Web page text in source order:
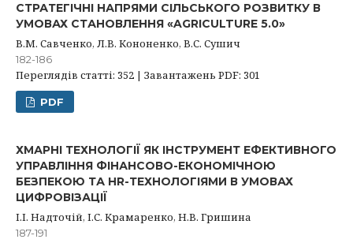
СТРАТЕГІЧНІ НАПРЯМИ СІЛЬСЬКОГО РОЗВИТКУ В
УМОВАХ СТАНОВЛЕННЯ «AGRICULTURE 5.0»
В.М. Савченко, Л.В. Кононенко, В.С. Сушич
182-186
Переглядів статті: 352 | Завантажень PDF: 301
PDF
ХМАРНІ ТЕХНОЛОГІЇ ЯК ІНСТРУМЕНТ ЕФЕКТИВНОГО
УПРАВЛІННЯ ФІНАНСОВО-ЕКОНОМІЧНОЮ
БЕЗПЕКОЮ ТА HR-ТЕХНОЛОГІЯМИ В УМОВАХ
ЦИФРОВІЗАЦІЇ
І.І. Надточій, І.С. Крамаренко, Н.В. Гришина
187-191